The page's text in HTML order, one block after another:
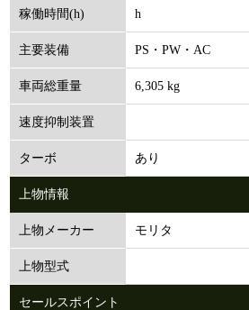
稼働時間(h) h
主要装備 PS・PW・AC
車両総重量 6,305 kg
速度抑制装置
ターボ あり
上物情報
上物メーカー モリタ
上物型式
セールスポイント